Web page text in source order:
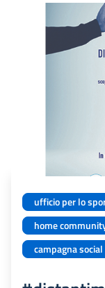
ufficio per lo
home
campagna social